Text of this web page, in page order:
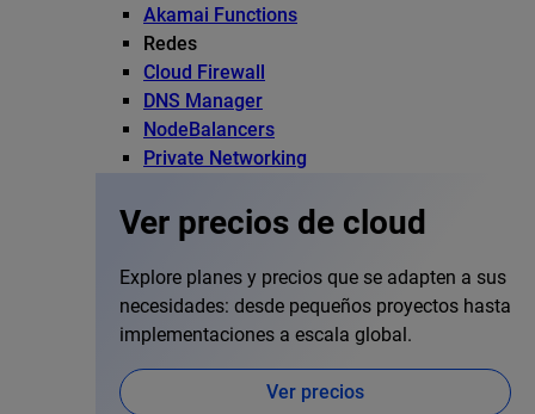
Akamai Functions
Redes
Cloud Firewall
DNS Manager
NodeBalancers
Private Networking
Ver precios de cloud
Explore planes y precios que se adapten a sus
necesidades: desde pequeños proyectos hasta
implementaciones a escala global.
Ver precios